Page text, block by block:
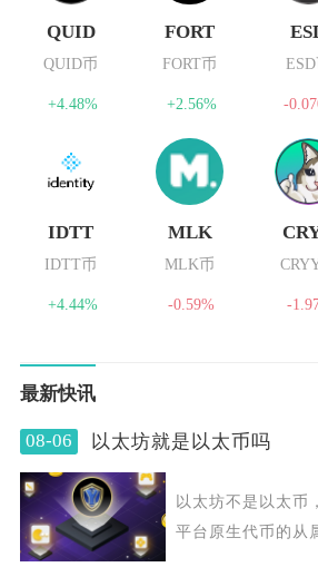
QUID
QUID币
+4.48%
FORT
FORT币
+2.56% -
IDTT
IDTT币
+4.44%
MLK
MLK币
-0.59% -
最新快讯
08-06 以太坊就是以太币吗
以太坊不是以太币
平台原生代币的从